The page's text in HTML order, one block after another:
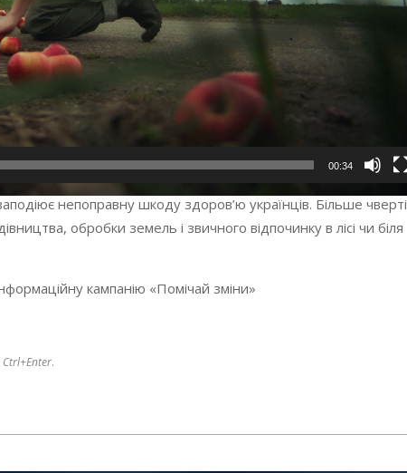
00:34
непоправну шкоду здоров’ю українців. Більше чверті
обробки земель і звичного відпочинку в лісі чи біля
кампанію «Помічай зміни»
Ctrl+Enter.